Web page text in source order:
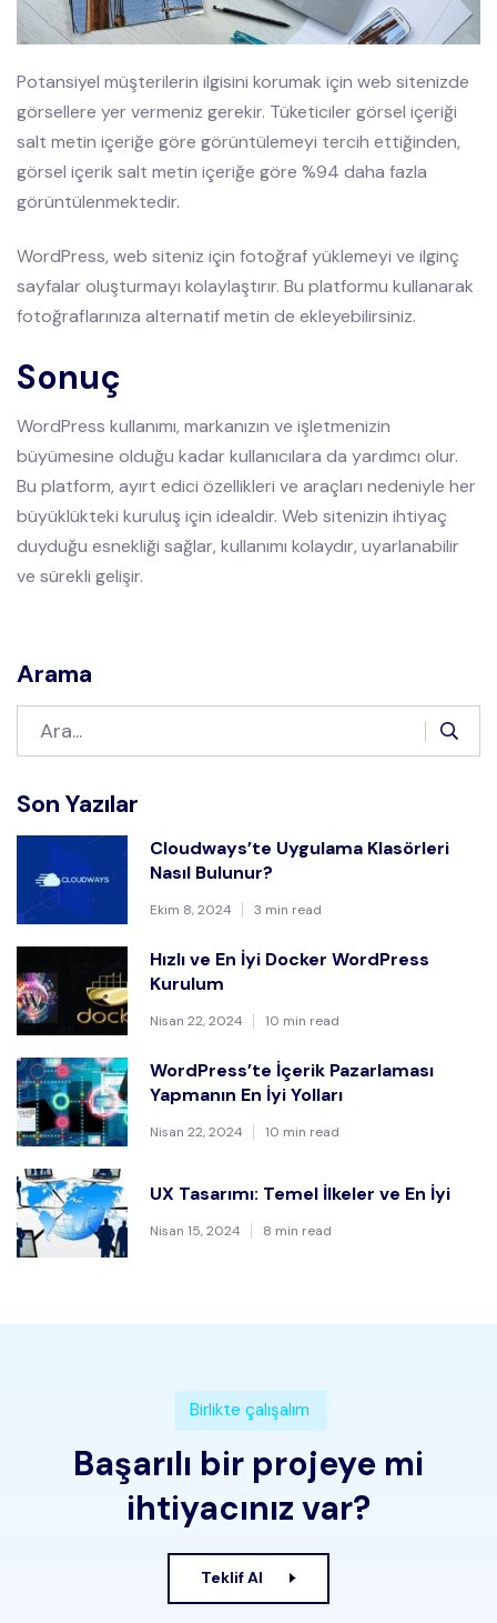
Potansiyel müşterilerin ilgisini korumak için web sitenizde
görsellere yer vermeniz gerekir. Tüketiciler görsel içeriği
salt metin içeriğe göre görüntülemeyi tercih ettiğinden,
görsel içerik salt metin içeriğe göre %94 daha fazla
görüntülenmektedir.
WordPress, web siteniz için fotoğraf yüklemeyi ve ilginç
sayfalar oluşturmayı kolaylaştırır. Bu platformu kullanarak
fotoğraflarınıza alternatif metin de ekleyebilirsiniz.
Sonuç
WordPress kullanımı, markanızın ve işletmenizin
büyümesine olduğu kadar kullanıcılara da yardımcı olur.
Bu platform, ayırt edici özellikleri ve araçları nedeniyle her
büyüklükteki kuruluş için idealdir. Web sitenizin ihtiyaç
duyduğu esnekliği sağlar, kullanımı kolaydır, uyarlanabilir
ve sürekli gelişir.
Arama
Son Yazılar
Cloudways’te Uygulama Klasörleri
Nasıl Bulunur?
Ekim 8, 2024 3 min read
Hızlı ve En İyi Docker WordPress
Kurulum
Nisan 22, 2024 10 min read
WordPress’te İçerik Pazarlaması
Yapmanın En İyi Yolları
Nisan 22, 2024 10 min read
UX Tasarımı: Temel İlkeler ve En İyi
Nisan 15, 2024 8 min read
Birlikte çalışalım
Başarılı bir projeye mi
ihtiyacınız var?
Teklif Al